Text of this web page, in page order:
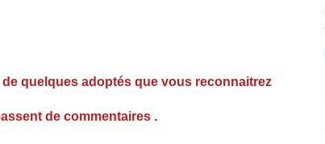
quelques adoptés que vous reconnaitrez
de commentaires .